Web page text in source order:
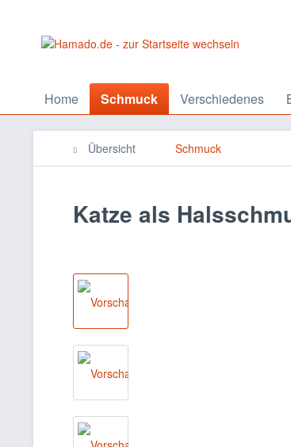
Home Schmuck Verschiedenes
Übersicht Schmuck
Katze als